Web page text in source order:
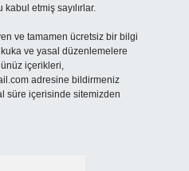
etmiş sayılırlar.
ve tamamen ücretsiz bir bilgi
ve yasal düzenlemelere
içerikleri,
adresine bildirmeniz
süre içerisinde sitemizden